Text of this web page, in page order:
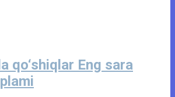
qo‘shiqlar Eng sara